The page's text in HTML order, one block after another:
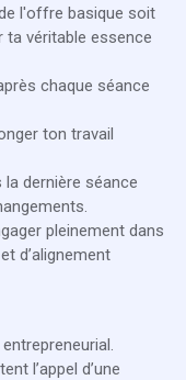
l'offre basique soit
ta véritable essence
chaque séance
ton travail
dernière séance
pleinement dans
d’alignement
l’appel d’une